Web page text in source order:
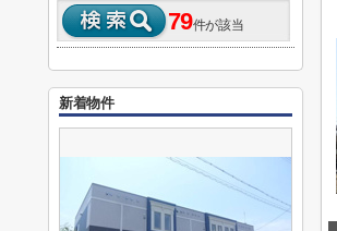
79件が該当
新着物件